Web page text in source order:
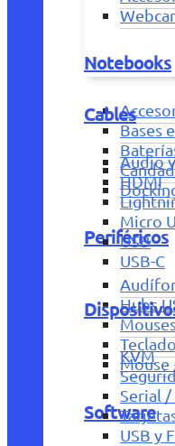
Notebooks
Bases
Periféricos
Hubs
Mouse
Software
Cables
Audio
HDMI
Micro
USB
USB-C
KVM
Serial /
USB y